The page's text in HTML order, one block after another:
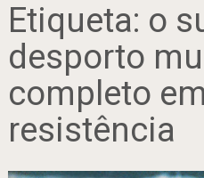
Etiqueta: o
desporto
completo
resistência